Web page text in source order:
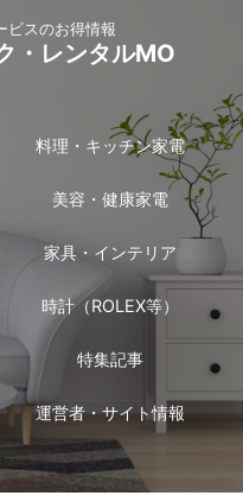
ビスのお得情報
・レンタルMO
料理・キッチン家電
美容・健康家電
家具・インテリア
時計（ROLEX等）
特集記事
運営者・サイト情報